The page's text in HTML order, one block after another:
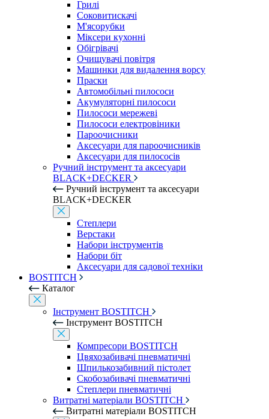
Грилі
Соковитискачі
М'ясорубки
Міксери кухонні
Обігрівачі
Очищувачі повітря
Машинки для видалення ворсу
Праски
Автомобільні пилососи
Акумуляторні пилососи
Пилососи мережеві
Пилососи електровіники
Пароочисники
Аксесуари для пароочисників
Аксесуари для пилососів
Ручний інструмент та аксесуари
BLACK+DECKER
Ручний інструмент та аксесуари
BLACK+DECKER
Степлери
Верстаки
Набори інструментів
Набори біт
Аксесуари для садової техніки
BOSTITCH
Каталог
Інструмент BOSTITCH
Інструмент BOSTITCH
Компресори BOSTITCH
Цвяхозабивачі пневматичні
Шпилькозабивний пістолет
Скобозабивачі пневматичні
Степлери пневматичні
Витратні матеріали BOSTITCH
Витратні матеріали BOSTITCH